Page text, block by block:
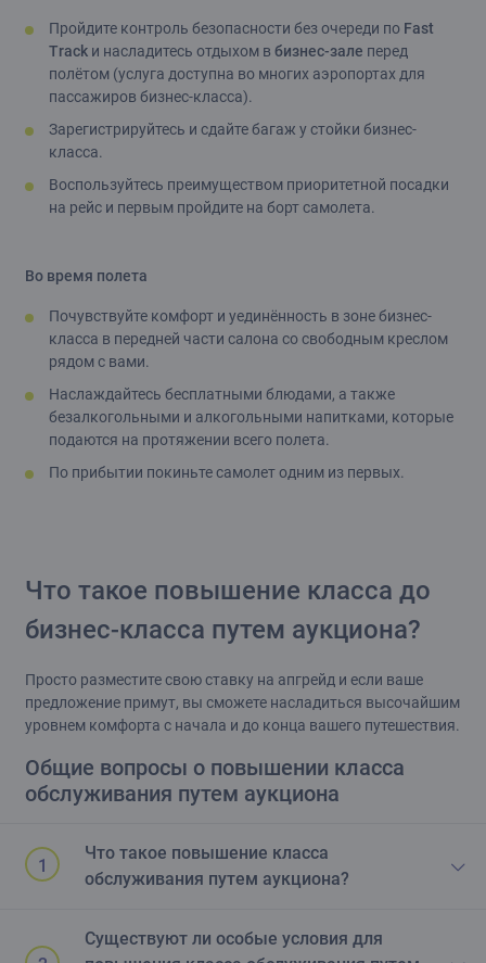
Пройдите контроль безопасности без очереди по Fast
Track и насладитесь отдыхом в бизнес-зале перед
полётом (услуга доступна во многих аэропортах для
пассажиров бизнес-класса).
Зарегистрируйтесь и сдайте багаж у стойки бизнес-
класса.
Воспользуйтесь преимуществом приоритетной посадки
на рейс и первым пройдите на борт самолета.
Во время полета
Почувствуйте комфорт и уединённость в зоне бизнес-
класса в передней части салона со свободным креслом
рядом с вами.
Наслаждайтесь бесплатными блюдами, а также
безалкогольными и алкогольными напитками, которые
подаются на протяжении всего полета.
По прибытии покиньте самолет одним из первых.
Что такое повышение класса до
бизнес-класса путем аукциона?
Просто разместите свою ставку на апгрейд и если ваше
предложение примут, вы сможете насладиться высочайшим
уровнем комфорта с начала и до конца вашего путешествия.
Общие вопросы о повышении класса
обслуживания путем аукциона
Что такое повышение класса
обслуживания путем аукциона?
что пассажиры могут предложить свою стоимость
Существуют ли особые условия для